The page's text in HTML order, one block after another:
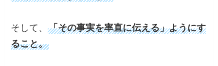
そして、「その事実を率直に伝える」ようにす
ること。